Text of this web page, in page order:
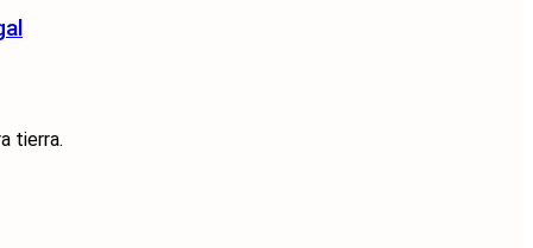
tierra.